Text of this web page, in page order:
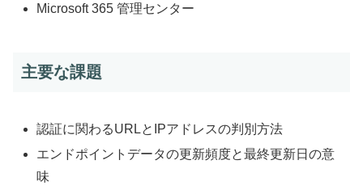
Microsoft 365 管理センター
主要な課題
認証に関わるURLとIPアドレスの判別方法
エンドポイントデータの更新頻度と最終更新日の意
味